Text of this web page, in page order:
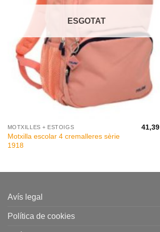
ESGOTAT
MOTXILLES + ESTOIGS
Motxilla escolar 4 cremalleres sèrie
1918
41,39
Avís legal
Política de cookies